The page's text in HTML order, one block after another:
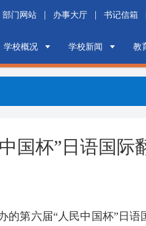
网站 | 办事大厅 | 书记信箱 |
学校概况 学校新闻 教
国杯”日语国际
的第六届“人民中国杯”日语